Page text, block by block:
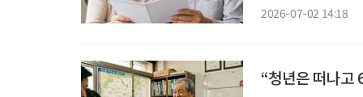
2026-07-02 14:18
“청년은 떠나고